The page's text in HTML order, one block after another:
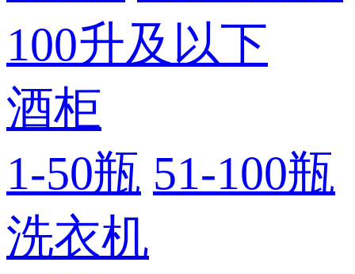
100升及以下
酒柜
1-50瓶 51-100瓶
洗衣机